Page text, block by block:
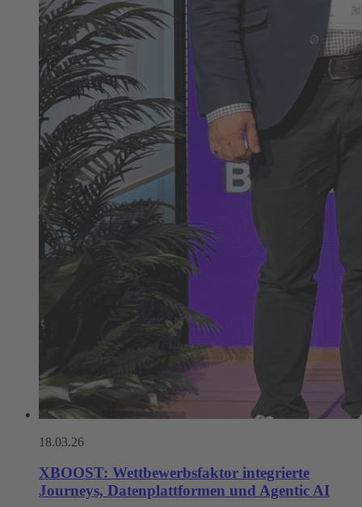
18.03.26
XBOOST: Wettbewerbsfaktor integrierte
Journeys, Datenplattformen und Agentic AI